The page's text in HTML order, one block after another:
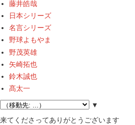
藤井皓哉
日本シリーズ
名言シリーズ
野球よもやま
野茂英雄
矢崎拓也
鈴木誠也
髙太一
▼
来てくださってありがとうございます